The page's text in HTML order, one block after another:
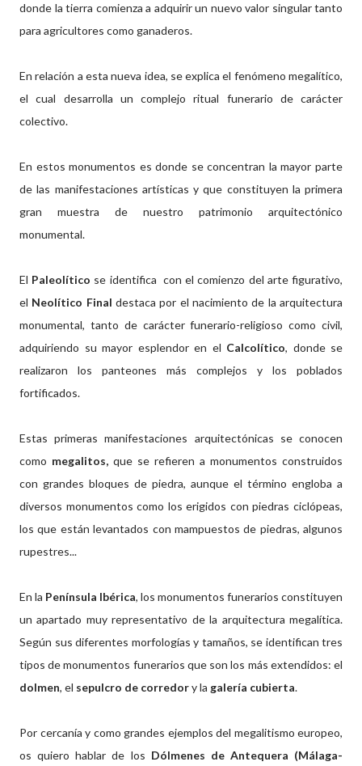
donde la tierra comienza a adquirir un nuevo valor singular tanto
para agricultores como ganaderos.
En relación a esta nueva idea, se explica el fenómeno megalítico,
el cual desarrolla un complejo ritual funerario de carácter
colectivo.
En estos monumentos es donde se concentran la mayor parte
de las manifestaciones artísticas y que constituyen la primera
gran muestra de nuestro patrimonio arquitectónico
monumental.
El Paleolítico se identifica con el comienzo del arte figurativo,
el Neolítico Finaldestaca por el nacimiento de la arquitectura
monumental, tanto de carácter funerario-religioso como civil,
adquiriendo su mayor esplendor en el Calcolítico, donde se
realizaron los panteones más complejos y los poblados
fortificados.
Estas primeras manifestaciones arquitectónicas se conocen
como megalitos, que se refieren a monumentos construidos
con grandes bloques de piedra, aunque el término engloba a
diversos monumentos como los erigidos con piedras ciclópeas,
los que están levantados con mampuestos de piedras, algunos
rupestres...
En la Península Ibérica, los monumentos funerarios constituyen
un apartado muy representativo de la arquitectura megalítica.
Según sus diferentes morfologías y tamaños, se identifican tres
tipos de monumentos funerarios que son los más extendidos: el
dolmen, el sepulcro de corredory la galería cubierta.
Por cercanía y como grandes ejemplos del megalitismo europeo,
os quiero hablar de los Dólmenes de Antequera (Málaga-